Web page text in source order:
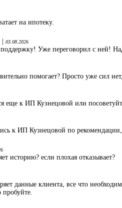
на ипотеку.
03.08.2026
поддержку! Уже переговорил с ней!
помогает? Просто уже сил
еще к ИП Кузнецовой или
к ИП Кузнецовой по
историю? если плохая отказывает?
данные клиента, все что
пробуйте.